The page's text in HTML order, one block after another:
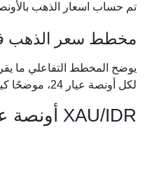
تم حساب اسعار الذهب
مخطط سعر الذهب في
لكل أونصة عيار 24، موضحًا كيفية أداء الذهب خلال الدورات الاقتصادية الكبرى.
XAU/IDR أونصة عيار 24